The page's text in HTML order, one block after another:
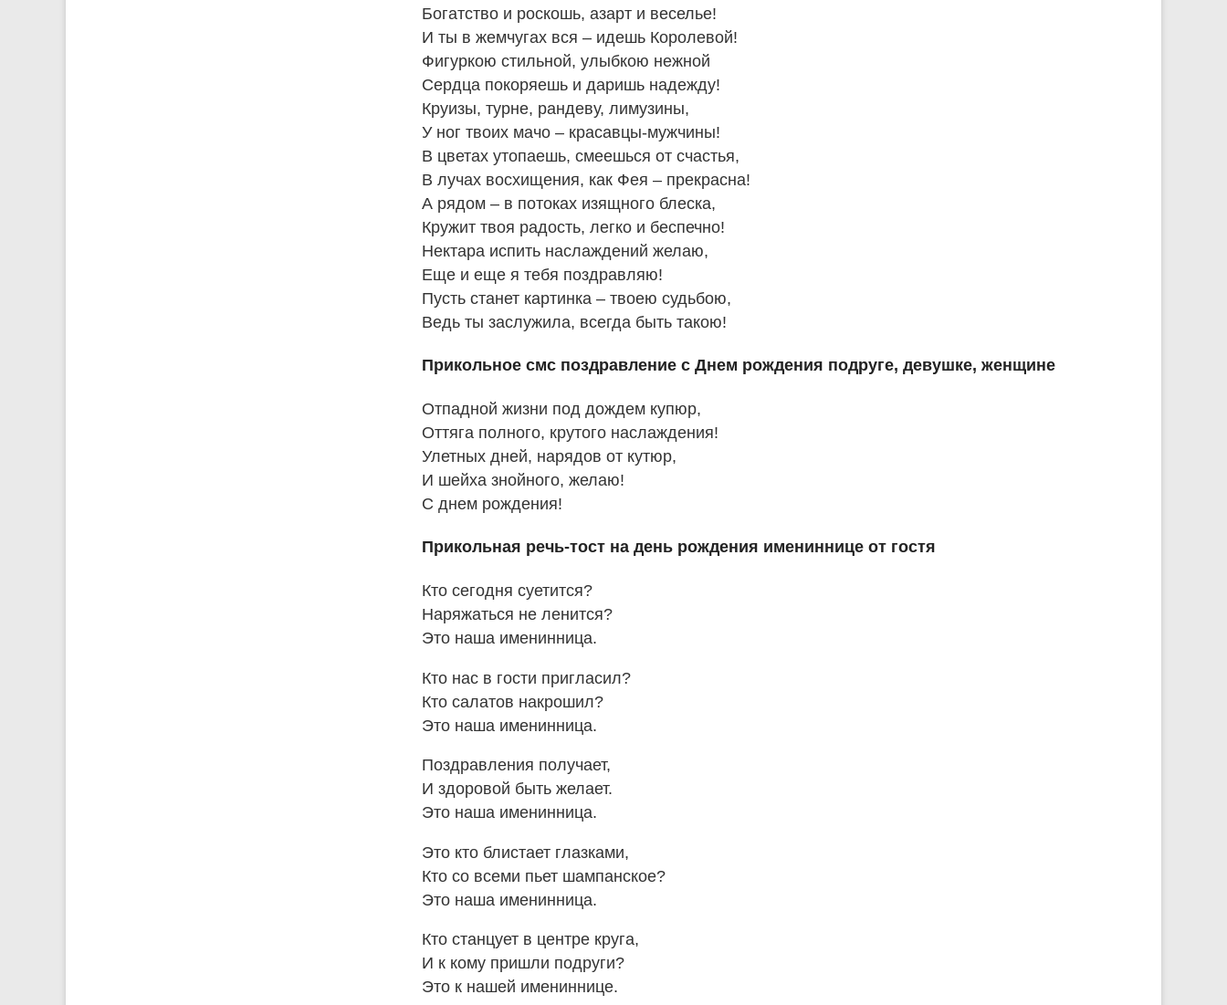
Богатство и роскошь, азарт и веселье!
И ты в жемчугах вся – идешь Королевой!
Фигуркою стильной, улыбкою нежной
Сердца покоряешь и даришь надежду!
Круизы, турне, рандеву, лимузины,
У ног твоих мачо – красавцы-мужчины!
В цветах утопаешь, смеешься от счастья,
В лучах восхищения, как Фея – прекрасна!
А рядом – в потоках изящного блеска,
Кружит твоя радость, легко и беспечно!
Нектара испить наслаждений желаю,
Еще и еще я тебя поздравляю!
Пусть станет картинка – твоею судьбою,
Ведь ты заслужила, всегда быть такою!
Прикольное смс поздравление с Днем рождения подруге, девушке, женщине
Отпадной жизни под дождем купюр,
Оттяга полного, крутого наслаждения!
Улетных дней, нарядов от кутюр,
И шейха знойного, желаю!
С днем рождения!
Прикольная речь-тост на день рождения имениннице от гостя
Кто сегодня суетится?
Наряжаться не ленится?
Это наша именинница.
Кто нас в гости пригласил?
Кто салатов накрошил?
Это наша именинница.
Поздравления получает,
И здоровой быть желает.
Это наша именинница.
Это кто блистает глазками,
Кто со всеми пьет шампанское?
Это наша именинница.
Кто станцует в центре круга,
И к кому пришли подруги?
Это к нашей имениннице.